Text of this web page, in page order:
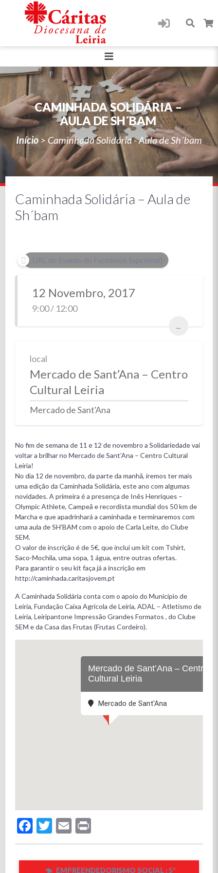
CAMINHADA SOLIDÁRIA –
AULA DE SH´BAM
Início > Caminhada Solidária - Aula de Sh´bam
Caminhada Solidária – Aula de
Sh´bam
URL do Evento do Facebook (opcional)
12 Novembro, 2017
9:00 / 12:00
...
local
Mercado de Sant’Ana – Centro
Cultural Leiria
Mercado de Sant'Ana
No fim de semana de 11 e 12 de novembro a Solidariedade vai
voltar a brilhar no Mercado de Sant’Ana – Centro Cultural
Leiria!
No dia 12 de novembro, da parte da manhã, iremos ter mais
uma edição da Caminhada Solidária, este ano com algumas
novidades. A primeira é a presença de Inês Henriques –
Olympic Athlete, Campeã e recordista mundial dos 50 km de
Marcha e que apadrinhará a caminhada e terminaremos com
uma aula de SH’BAM com o apoio de Carla Leite, do Clube
SEM.
O valor de inscrição é de 5€, que inclui um kit com Tshirt,
Saco-Mochila, uma sopa, 1 água, entre outras ofertas.
Para garantir o seu kit faça já a inscrição em
http://caminhada.caritasjovem.pt
A Caminhada Solidária conta com o apoio do Município de
Leiria, Fundação Caixa Agrícola de Leiria, ADAL – Atletismo de
Leiria, Leiripantone Impressão Grandes Formatos , do Clube
SEM e da Casa das Frutas (Frutas Cordeiro).
Mercado de Sant’Ana – Centro
Cultural Leiria
Mercado de Sant'Ana
Facebook
Twitter
Email
EMPREENDEDORISMO SOCIAL : 5ª